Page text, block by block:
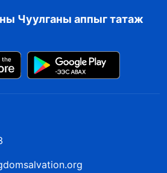
ч тавгүйтүүлсэн. Хэдий би
ядан хүлээж,
санагдаж байсан ч
зүйл сэтгэлд сэв
гаръя гэж шийдсэн.
гарч байгаа шалтгааныхаа
мессеж бичиж,
Чуулганы аппыг татаж